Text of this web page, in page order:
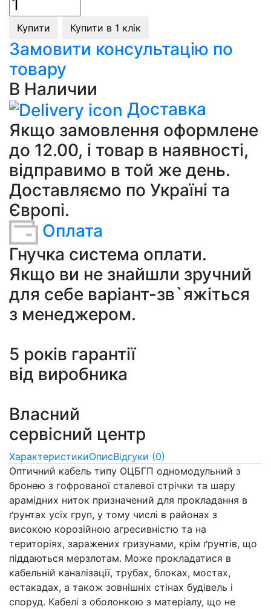
Купити Купити в 1 клік
Замовити консультацію по
товару
В Наличии
Доставка
Якщо замовлення оформлене
до 12.00, і товар в наявності,
відправимо в той же день.
Доставляємо по Україні та
Європі.
Оплата
Гнучка система оплати.
Якщо ви не знайшли зручний
для себе варіант-зв`яжіться
з менеджером.
5 років гарантії
від виробника
Власний
сервісний центр
ХарактеристикиОписВідгуки (0)
Оптичний кабель типу ОЦБГП одномодульний з
бронею з гофрованої сталевої стрічки та шару
арамідних ниток призначений для прокладання в
ґрунтах усіх груп, у тому числі в районах з
високою корозійною агресивністю та на
територіях, заражених гризунами, крім ґрунтів, що
піддаються мерзлотам. Може прокладатися в
кабельній каналізації, трубах, блоках, мостах,
естакадах, а також зовнішніх стінах будівель і
споруд. Кабелі з оболонкою з матеріалу, що не